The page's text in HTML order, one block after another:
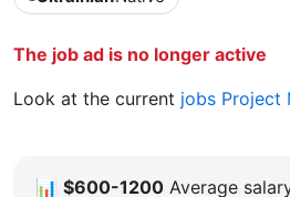
The job ad is no longer active
Look at the current jobs Project
📊 $600-1200 Average